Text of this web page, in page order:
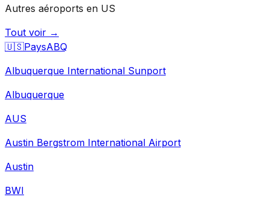
Autres aéroports en US
Tout voir →
🇺🇸PaysABQ
Albuquerque International Sunport
Albuquerque
AUS
Austin Bergstrom International Airport
Austin
BWI